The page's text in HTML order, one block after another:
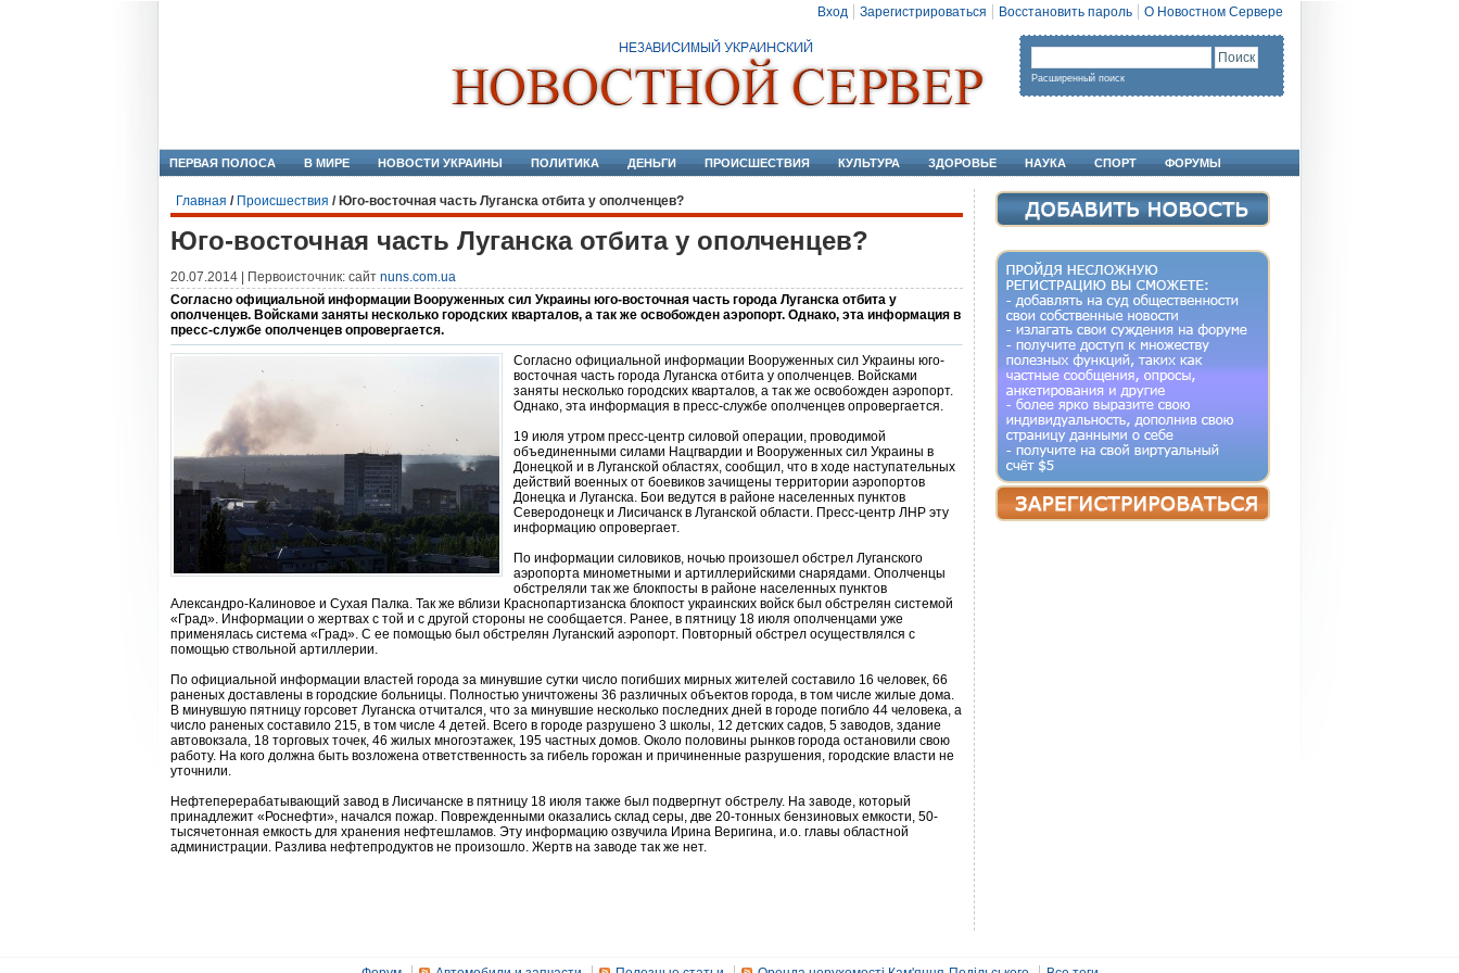
Вход Зарегистрироваться Восстановить пароль О Новостном Сервере
Расширенный поиск
ПЕРВАЯ ПОЛОСА В МИРЕ НОВОСТИ УКРАИНЫ ПОЛИТИКА ДЕНЬГИ ПРОИСШЕСТВИЯ КУЛЬТУРА ЗДОРОВЬЕ НАУКА СПОРТ ФОРУМЫ
Главная / Происшествия / Юго-восточная часть Луганска отбита у ополченцев?
Юго-восточная часть Луганска отбита у ополченцев?
20.07.2014 | Первоисточник: сайт nuns.com.ua
Согласно официальной информации Вооруженных сил Украины юго-восточная часть города Луганска отбита у
ополченцев. Войсками заняты несколько городских кварталов, а так же освобожден аэропорт. Однако, эта информация в
пресс-службе ополченцев опровергается.
Согласно официальной информации Вооруженных сил Украины юго-
восточная часть города Луганска отбита у ополченцев. Войсками
заняты несколько городских кварталов, а так же освобожден аэропорт.
Однако, эта информация в пресс-службе ополченцев опровергается.
19 июля утром пресс-центр силовой операции, проводимой
объединенными силами Нацгвардии и Вооруженных сил Украины в
Донецкой и в Луганской областях, сообщил, что в ходе наступательных
действий военных от боевиков зачищены территории аэропортов
Донецка и Луганска. Бои ведутся в районе населенных пунктов
Северодонецк и Лисичанск в Луганской области. Пресс-центр ЛНР эту
информацию опровергает.
По информации силовиков, ночью произошел обстрел Луганского
аэропорта минометными и артиллерийскими снарядами. Ополченцы
обстреляли так же блокпосты в районе населенных пунктов
Александро-Калиновое и Сухая Палка. Так же вблизи Краснопартизанска блокпост украинских войск был обстрелян системой
«Град». Информации о жертвах с той и с другой стороны не сообщается. Ранее, в пятницу 18 июля ополченцами уже
применялась система «Град». С ее помощью был обстрелян Луганский аэропорт. Повторный обстрел осуществлялся с
помощью ствольной артиллерии.
По официальной информации властей города за минувшие сутки число погибших мирных жителей составило 16 человек, 66
раненых доставлены в городские больницы. Полностью уничтожены 36 различных объектов города, в том числе жилые дома.
В минувшую пятницу горсовет Луганска отчитался, что за минувшие несколько последних дней в городе погибло 44 человека, а
число раненых составило 215, в том числе 4 детей. Всего в городе разрушено 3 школы, 12 детских садов, 5 заводов, здание
автовокзала, 18 торговых точек, 46 жилых многоэтажек, 195 частных домов. Около половины рынков города остановили свою
работу. На кого должна быть возложена ответственность за гибель горожан и причиненные разрушения, городские власти не
уточнили.
Нефтеперерабатывающий завод в Лисичанске в пятницу 18 июля также был подвергнут обстрелу. На заводе, который
принадлежит «Роснефти», начался пожар. Поврежденными оказались склад серы, две 20-тонных бензиновых емкости, 50-
тысячетонная емкость для хранения нефтешламов. Эту информацию озвучила Ирина Веригина, и.о. главы областной
администрации. Разлива нефтепродуктов не произошло. Жертв на заводе так же нет.